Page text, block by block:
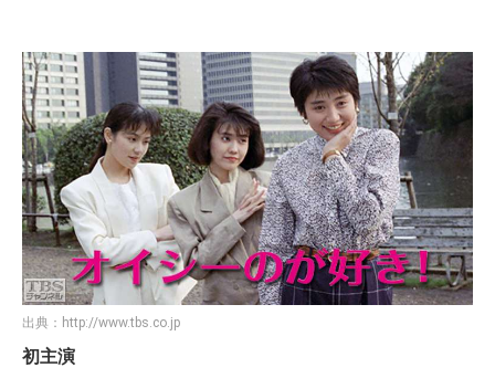
出典： http://www.tbs.co.jp
初主演